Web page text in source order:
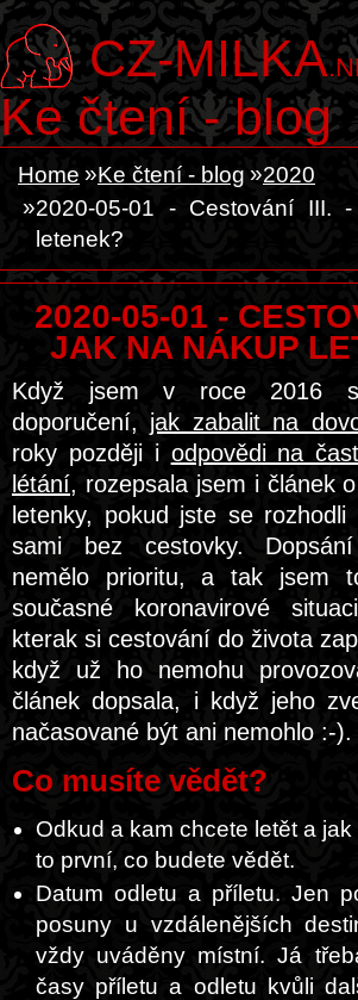
CZ-MILKA
Ke čtení - blog
Home Ke čtení - blog
2020
2020-05-01 - Cestování III.
letenek?
2020-05-01 -
JAK NA NÁKUP
Když jsem v roce 2016
doporučení, jak zabalit na
roky později i odpovědi na
létání, rozepsala jsem i článek
letenky, pokud jste se
sami bez cestovky.
nemělo prioritu, a tak jsem
současné koronavirové
kterak si cestování do života
když už ho nemohu
článek dopsala, i když jeho
načasované být ani nemohlo :-).
Co musíte vědět?
Odkud a kam chcete letět a jak
to první, co budete vědět.
Datum odletu a příletu. Jen
posuny u vzdálenějších
vždy uváděny místní. Já
časy příletu a odletu kvůli